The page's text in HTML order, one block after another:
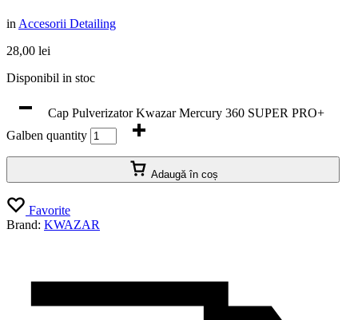
in Accesorii Detailing
28,00 lei
Disponibil in stoc
Cap Pulverizator Kwazar Mercury 360 SUPER PRO+
Galben quantity
Adaugă în coș
Favorite
Brand: KWAZAR